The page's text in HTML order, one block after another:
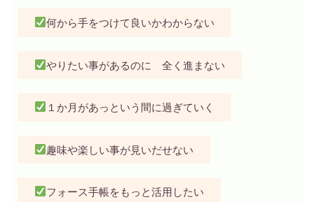
何から手をつけて良いかわからない
やりたい事があるのに 全く進まない
１か月があっという間に過ぎていく
趣味や楽しい事が見いだせない
フォース手帳をもっと活用したい